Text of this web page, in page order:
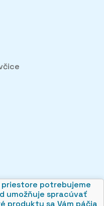
obchodu pozorne
sme zistili, čo sa Vám
sa tak posúvať vpred.
potrebujeme
umožňuje spracúvať
produkty sa Vám páčia